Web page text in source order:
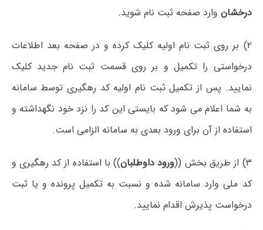
درخشان وارد صفحه ثبت نام شوید.
۲) بر روی ثبت نام اولیه کلیک کرده و در صفحه بعد اطلاعات
درخواستی را تکمیل و بر روی قسمت ثبت نام جدید کلیک
نمایید. پس از تکمیل ثبت نام اولیه کد رهگیری توسط سامانه
به شما اعلام می شود که بایستی این کد را نزد خود نگهداشته و
استفاده از آن برای ورود بعدی به سامانه الزامی است.
۳) از طریق بخش (( ورود داوطلبان)) با استفاده از کد رهگیری و
کد ملی وارد سامانه شده و نسبت به تکمیل پرونده و یا ثبت
درخواست پذیرش اقدام نمایید.